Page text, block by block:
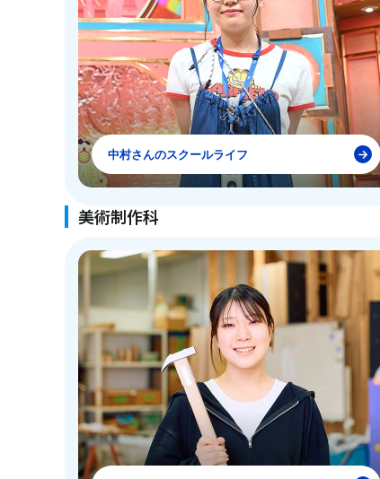
中村さんのスクールライフ
美術制作科